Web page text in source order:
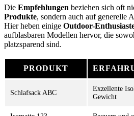
Die Empfehlungen beziehen sich oft
Produkte, sondern auch auf generelle
Hier heben einige Outdoor-
aufblasbaren Modellen hervor, die
platzsparend sind.
PRODUKT
Schlafsack ABC
Exzellente
Gewicht